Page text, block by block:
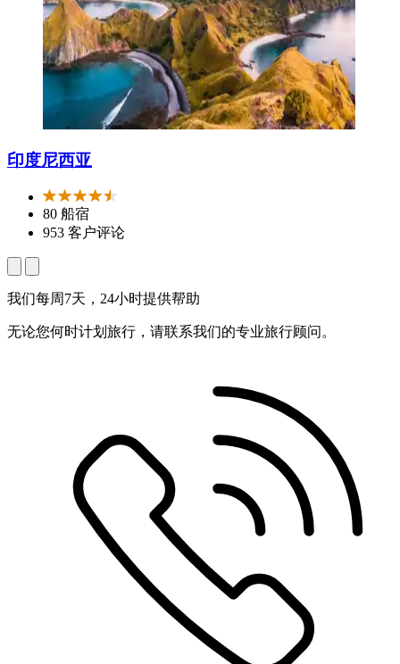
印度尼西亚
80 船宿
953 客户评论
我们每周7天，24小时提供帮助
无论您何时计划旅行，请联系我们的专业旅行顾问。